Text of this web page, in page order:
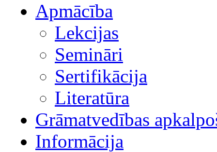
Apmācība
Lekcijas
Semināri
Sertifikācija
Literatūra
Grāmatvedības
Informācija